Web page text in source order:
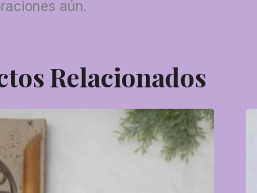
aún.
Relacionados